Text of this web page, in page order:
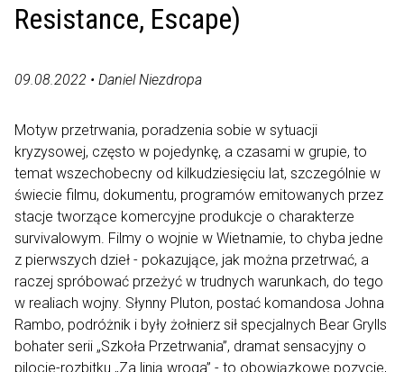
Resistance, Escape)
09.08.2022 • Daniel Niezdropa
Motyw przetrwania, poradzenia sobie w sytuacji
kryzysowej, często w pojedynkę, a czasami w grupie, to
temat wszechobecny od kilkudziesięciu lat, szczególnie w
świecie filmu, dokumentu, programów emitowanych przez
stacje tworzące komercyjne produkcje o charakterze
survivalowym. Filmy o wojnie w Wietnamie, to chyba jedne
z pierwszych dzieł - pokazujące, jak można przetrwać, a
raczej spróbować przeżyć w trudnych warunkach, do tego
w realiach wojny. Słynny Pluton, postać komandosa Johna
Rambo, podróżnik i były żołnierz sił specjalnych Bear Grylls
bohater serii „Szkoła Przetrwania”, dramat sensacyjny o
pilocie-rozbitku „Za linią wroga” - to obowiązkowe pozycje,